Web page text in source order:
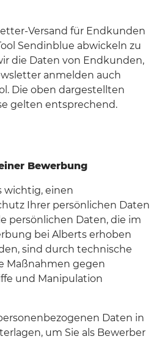
Versand für Endkunden
Sendinblue abwickeln zu
die Daten von Endkunden,
anmelden auch
Die oben dargestellten
gelten entsprechend.
Bewerbung
wichtig, einen
Ihrer persönlichen Daten
persönlichen Daten, die im
bei Alberts erhoben
sind durch technische
Maßnahmen gegen
und Manipulation
Daten in
um Sie als Bewerber